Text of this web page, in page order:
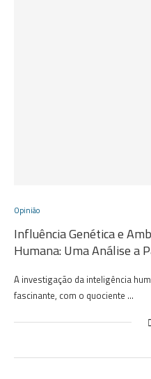
Opinião
Influência Genética e
Humana: Uma Análise a
A investigação da inteligência
fascinante, com o quociente …